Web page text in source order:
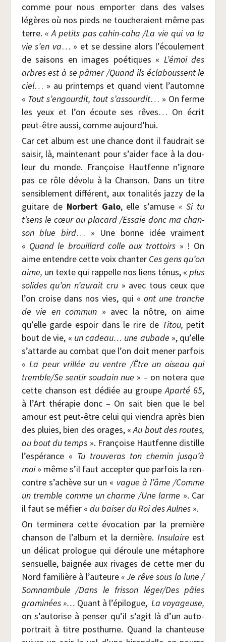
comme pour nous empor­ter dans des valses
légères où nos pieds ne tou­che­raient même pas
terre.« A petits pas cahin-caha /​La vie qui va la
vie s’en va… » et se des­sine alors l’écoulement
de sai­sons en images poé­tiques « L’émoi des
arbres est à se pâmer /​Quand ils écla­boussent le
ciel… » au prin­temps et quand vient l’automne
« Tout s’engourdit, tout s’assourdit… » On ferme
les yeux et l’on écoute ses rêves… On écrit
peut-être aus­si, comme aujourd’hui.
Car cet album est une chance dont il fau­drait se
sai­sir, là, main­te­nant pour s’aider face à la dou­
leur du monde. Fran­çoise Haut­fenne n’ignore
pas ce rôle dévo­lu à la Chan­son. Dans un titre
sen­si­ble­ment dif­fé­rent, aux tona­li­tés jaz­zy de la
gui­tare de Nor­bert Galo, elle s’amuse« Si tu
t’sens le cœur au pla­card /​Essaie donc ma chan­
son blue bird… » Une bonne idée vrai­ment
« Quand le brouillard colle aux trot­toirs » ! On
aime entendre cette voix chan­ter Ces gens qu’on
aime, un texte qui rap­pelle nos liens ténus, «plus
solides qu’on n’aurait cru » avec tous ceux que
l’on croise dans nos vies, qui «ont une tranche
de vie en com­mun » avec la nôtre, on aime
qu’elle garde espoir dans le rire de Titou, petit
bout de vie, « un cadeau… une aubade », qu’elle
s’attarde au com­bat que l’on doit mener par­fois
«La peur vrillée au ventre /​Être un oiseau qui
tremble/​Se sen­tir sou­dain nue » – on note­ra que
cette chan­son est dédiée au groupeApar­té 65,
à l’Art thé­ra­pie donc – On sait bien que le bel
amour est peut-être celui qui vien­dra après bien
des pluies, bien des orages, «Au bout des routes,
au bout du temps ». Fran­çoise Haut­fenne dis­tille
l’espérance « Tu trou­ve­ras ton che­min jusqu’à
moi» même s’il faut accep­ter que par­fois la ren­
contre s’achève sur un « vague à l’âme /​Comme
un tremble comme un charme /​Une larme ». Car
il faut se méfier « du bai­ser du Roi des Aulnes».
On ter­mi­ne­ra cette évo­ca­tion par la pre­mière
chan­son de l’album et la der­nière. Insu­laire est
un déli­cat pro­logue qui déroule une méta­phore
sen­suelle, bai­gnée aux rivages de cette mer du
Nord fami­lière à l’auteure« Je rêve sous la lune /​
Som­nam­bule /​Dans le fris­son léger/​Des pâles
gra­mi­nées »… Quant à l’épilogue, La voya­geuse,
on s’autorise à pen­ser qu’il s‘agit là d’un auto­
por­trait à titre post­hume. Quand la chan­teuse